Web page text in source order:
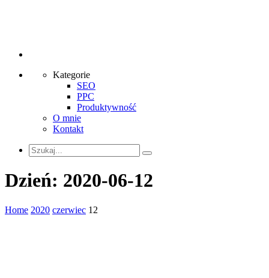
Kategorie
SEO
PPC
Produktywność
O mnie
Kontakt
Dzień: 2020-06-12
Home 2020 czerwiec 12